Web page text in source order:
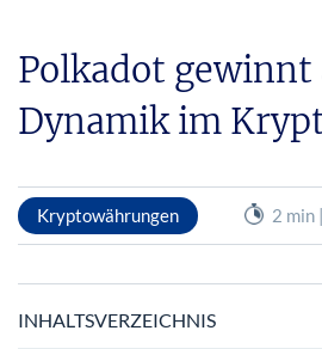
Polkadot gewinnt
Dynamik im
Kryptowährungen 2 min
INHALTSVERZEICHNIS